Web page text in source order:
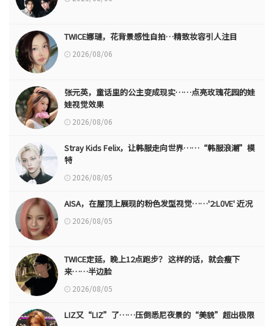
TWICE娜璉，花背景感性自拍…精致妆容引人注目
2026/08/06
张元英，童话里的公主变成现实……点亮玫瑰花园的娃
娃视觉效果
2026/08/06
Stray Kids Felix，让韩服走向世界……“韩服浪潮”模
特
2026/08/05
AISA，在屋顶上展现的粉色发型视觉……'2:L0VE' 近况
2026/08/05
TWICE定延，晚上12点跑步？ 这样的话，就会瘦下
来……半边脸
2026/08/05
LIZ又“LIZ”了……压倒悉尼夜景的“美貌”超出极限